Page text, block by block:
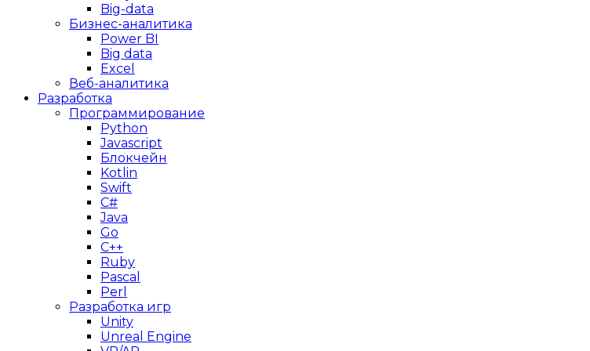
Big-data
Бизнес-аналитика
Power BI
Big data
Excel
Веб-аналитика
Разработка
Программирование
Python
Javascript
Блокчейн
Kotlin
Swift
C#
Java
Go
C++
Ruby
Pascal
Perl
Разработка игр
Unity
Unreal Engine